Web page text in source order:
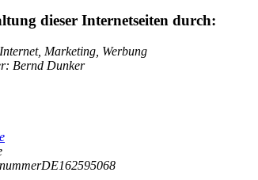
dieser Internetseiten durch:
Marketing, Werbung
Bernd Dunker
DE162595068